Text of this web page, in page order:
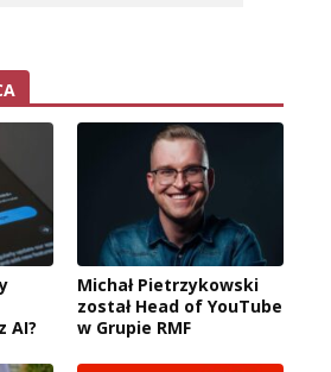
AI?
Michał Pietrzykowski
został Head of YouTube
w Grupie RMF